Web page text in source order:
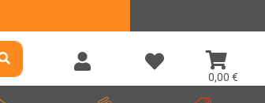
0,00 €